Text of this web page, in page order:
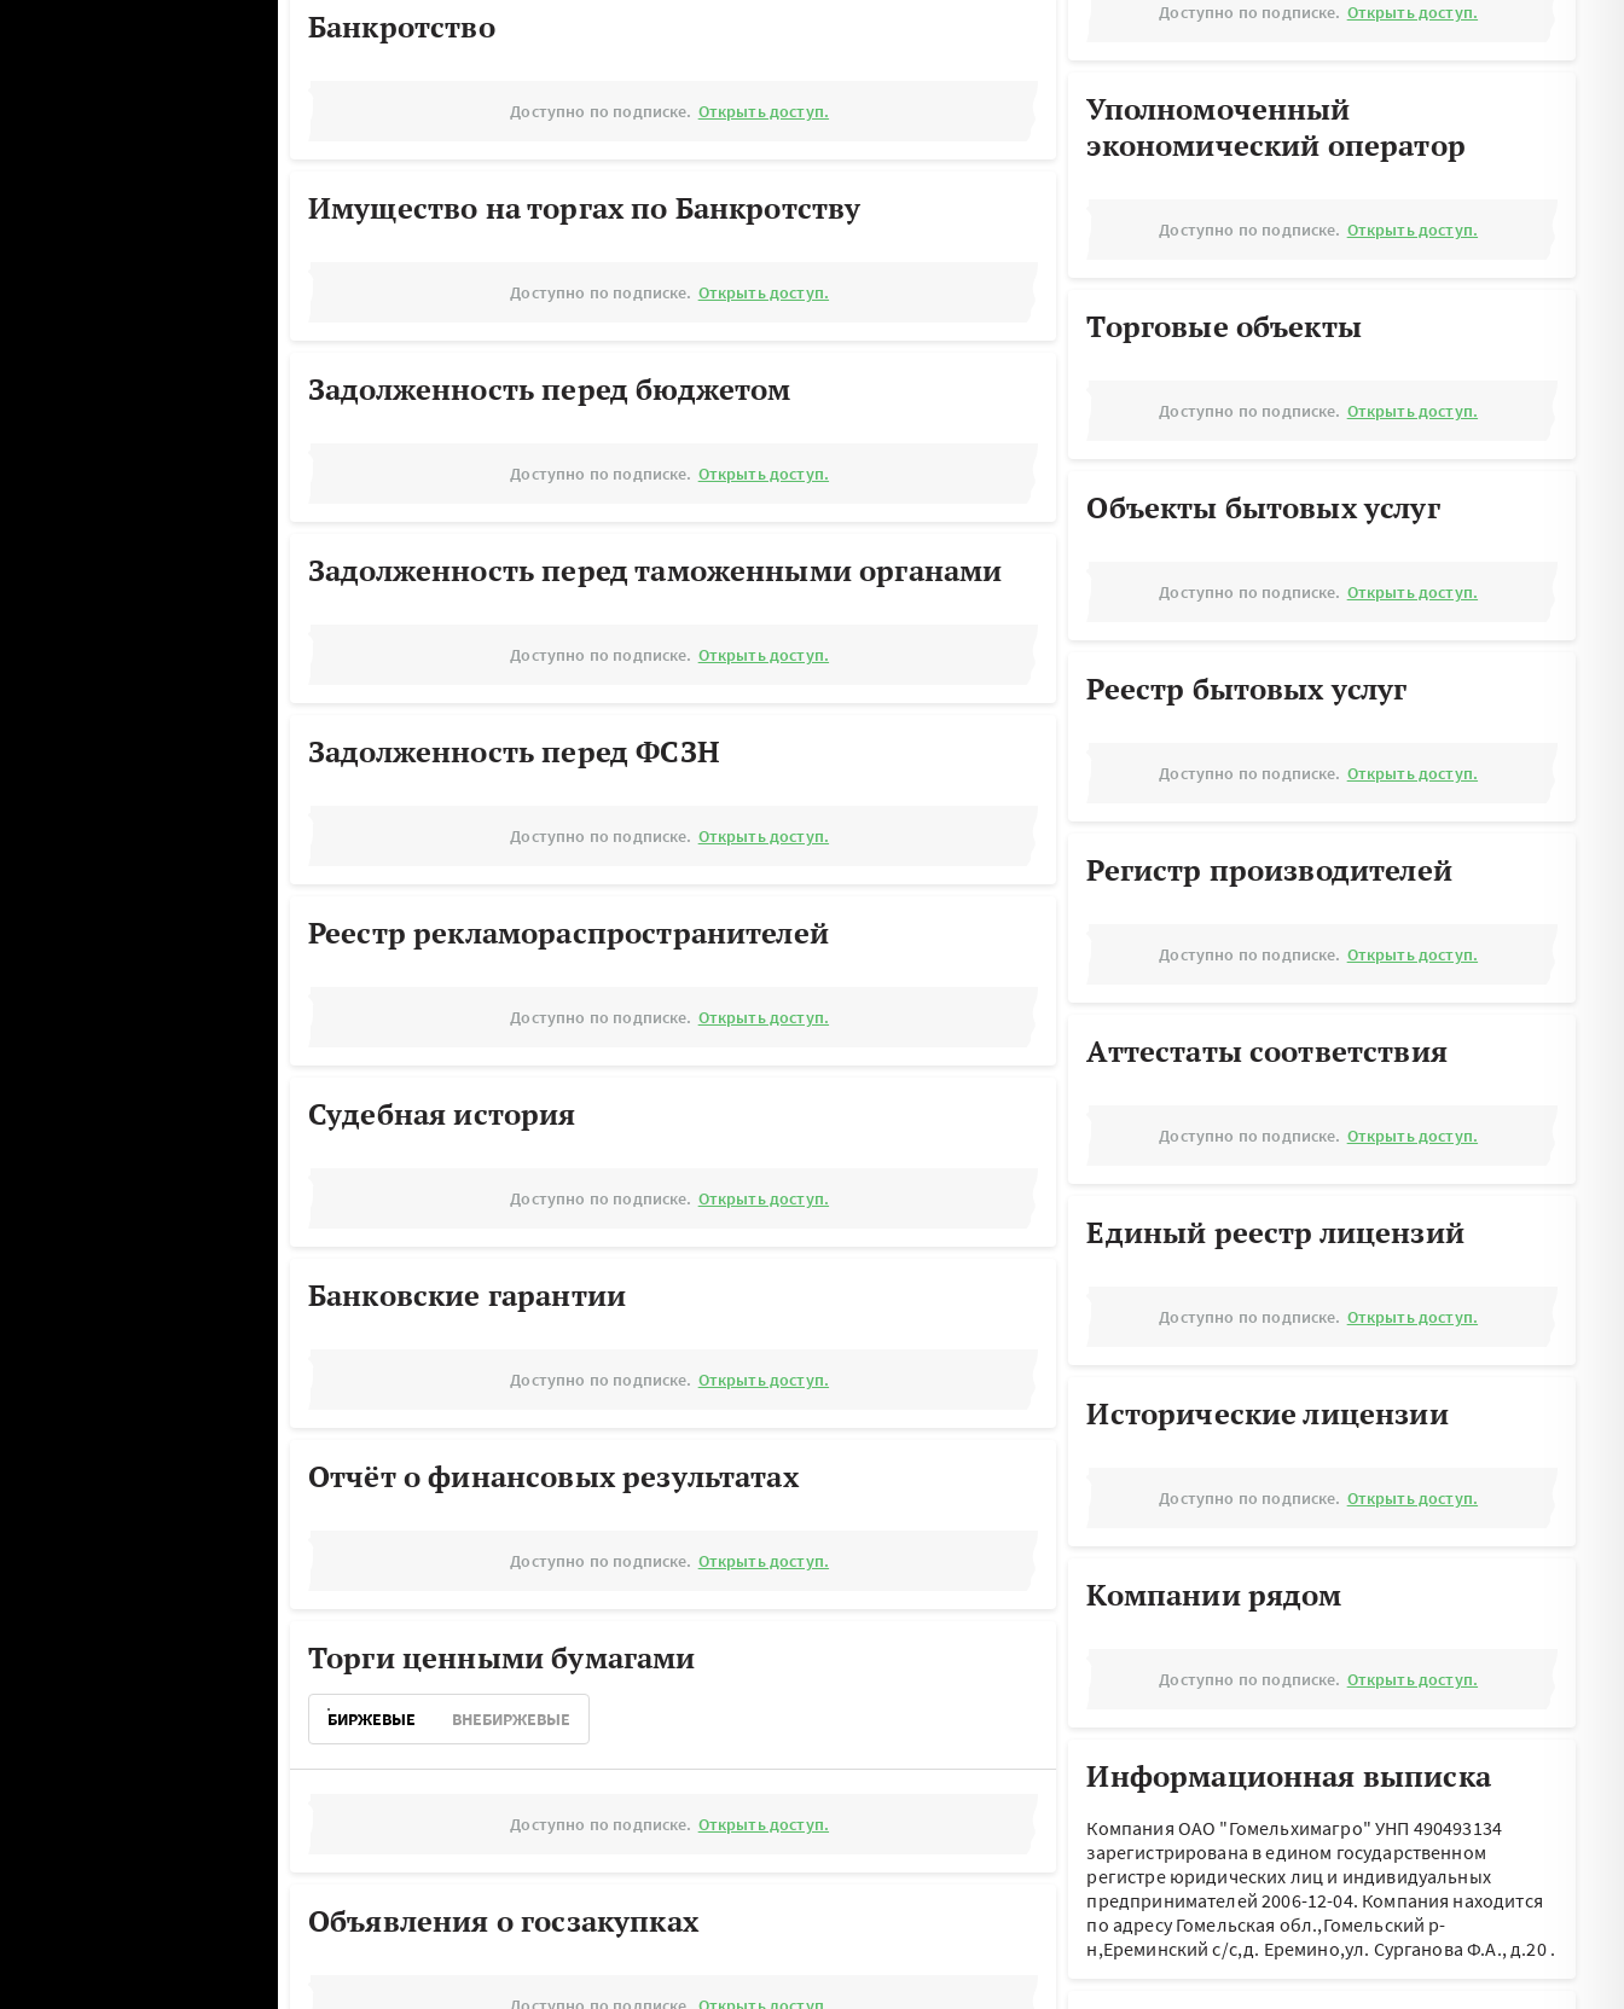
Банкротство
Доступно по подписке. Открыть доступ.
Имущество на торгах по Банкротству
Доступно по подписке. Открыть доступ.
Задолженность перед бюджетом
Доступно по подписке. Открыть доступ.
Задолженность перед таможенными органами
Доступно по подписке. Открыть доступ.
Задолженность перед ФСЗН
Доступно по подписке. Открыть доступ.
Реестр рекламораспространителей
Доступно по подписке. Открыть доступ.
Судебная история
Доступно по подписке. Открыть доступ.
Банковские гарантии
Доступно по подписке. Открыть доступ.
Отчёт о финансовых результатах
Доступно по подписке. Открыть доступ.
Торги ценными бумагами
БИРЖЕВЫЕ ВНЕБИРЖЕВЫЕ
Доступно по подписке. Открыть доступ.
Объявления о госзакупках
Доступно по подписке. Открыть доступ.
Уполномоченный
экономический оператор
Доступно по подписке. Открыть доступ.
Торговые объекты
Доступно по подписке. Открыть доступ.
Объекты бытовых услуг
Доступно по подписке. Открыть доступ.
Реестр бытовых услуг
Доступно по подписке. Открыть доступ.
Регистр производителей
Доступно по подписке. Открыть доступ.
Аттестаты соответствия
Доступно по подписке. Открыть доступ.
Единый реестр лицензий
Доступно по подписке. Открыть доступ.
Исторические лицензии
Доступно по подписке. Открыть доступ.
Компании рядом
Доступно по подписке. Открыть доступ.
Информационная выписка
Компания ОАО "Гомельхимагро" УНП 490493134
зарегистрирована в едином государственном
регистре юридических лиц и индивидуальных
предпринимателей 2006-12-04. Компания находится
по адресуГомельская обл.,Гомельский р-
н,Ереминский с/с,д. Еремино,ул. Сурганова Ф.А., д.20.